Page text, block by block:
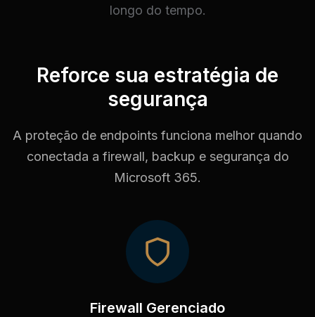
longo do tempo.
Reforce sua estratégia de
segurança
A proteção de endpoints funciona melhor quando
conectada a firewall, backup e segurança do
Microsoft 365.
Firewall Gerenciado